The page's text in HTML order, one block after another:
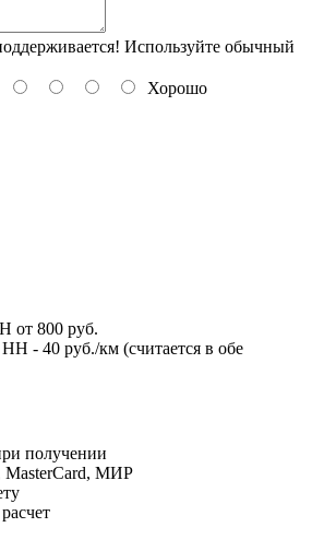
Используйте обычный
Хорошо
от 800 руб.
- 40 руб./км (считается в обе
получении
МИР